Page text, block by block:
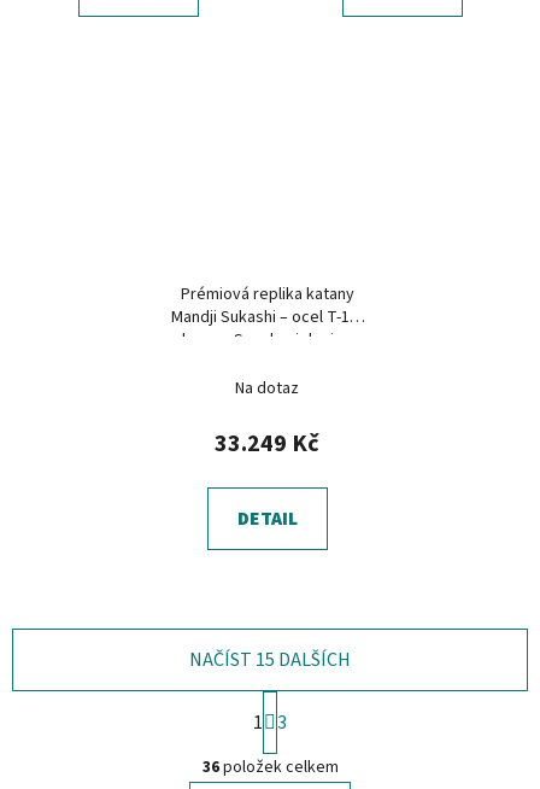
Prémiová replika katany
Mandji Sukashi – ocel T-10,
hamon Suguha, jelenice
Na dotaz
33.249 Kč
DETAIL
O
v
NAČÍST 15 DALŠÍCH
S
t
r
á
1 3
36položek celkem